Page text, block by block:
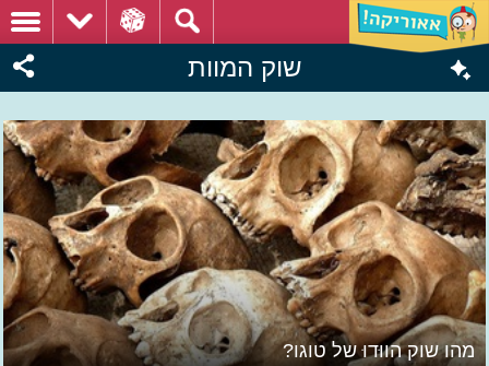
שוק המוות
מהו שוק הווּדוּ של טוגו?